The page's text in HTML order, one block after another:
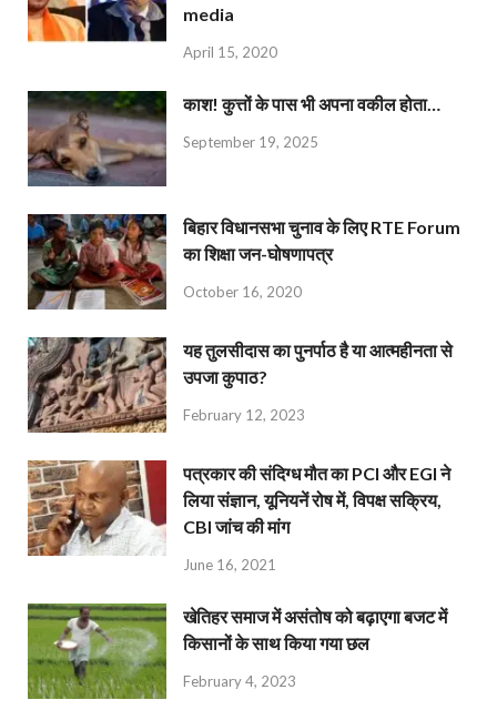
media
April 15, 2020
काश! कुत्तों के पास भी अपना वकील होता…
September 19, 2025
बिहार विधानसभा चुनाव के लिए RTE Forum
का शिक्षा जन-घोषणापत्र
October 16, 2020
यह तुलसीदास का पुनर्पाठ है या आत्महीनता से
उपजा कुपाठ?
February 12, 2023
पत्रकार की संदिग्ध मौत का PCI और EGI ने
लिया संज्ञान, यूनियनें रोष में, विपक्ष सक्रिय,
CBI जांच की मांग
June 16, 2021
खेतिहर समाज में असंतोष को बढ़ाएगा बजट में
किसानों के साथ किया गया छल
February 4, 2023